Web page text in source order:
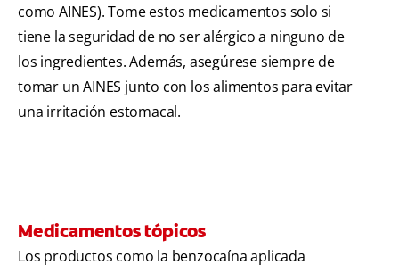
como AINES). Tome estos medicamentos solo si
tiene la seguridad de no ser alérgico a ninguno de
los ingredientes. Además, asegúrese siempre de
tomar un AINES junto con los alimentos para evitar
una irritación estomacal.
Medicamentos tópicos
Los productos como la benzocaína aplicada